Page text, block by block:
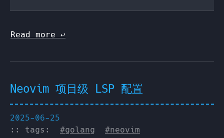
Read more ↩︎
Neovim 项目级 LSP 配置
2025-06-25
:: tags: #golang #neovim